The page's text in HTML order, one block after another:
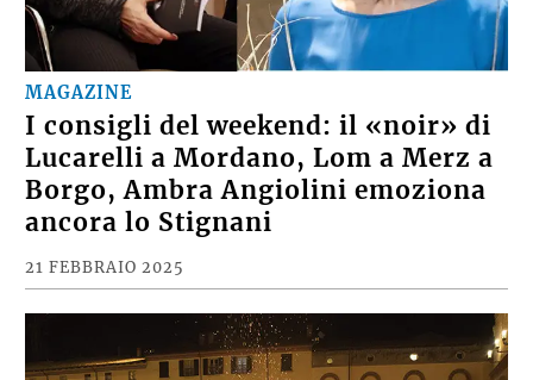
MAGAZINE
I consigli del weekend: il «noir» di
Lucarelli a Mordano, Lom a Merz a
Borgo, Ambra Angiolini emoziona
ancora lo Stignani
21 FEBBRAIO 2025